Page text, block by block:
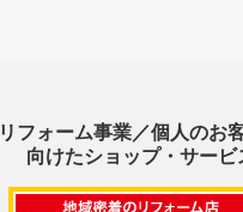
リフォーム事業／個人のお
向けたショップ・サービ